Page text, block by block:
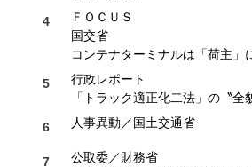
ＦＯＣＵＳ
国交省
コンテナターミナルは「荷主」
行政レポート
「トラック適正化二法」の〝全
人事異動／国土交通省
公取委／財務省